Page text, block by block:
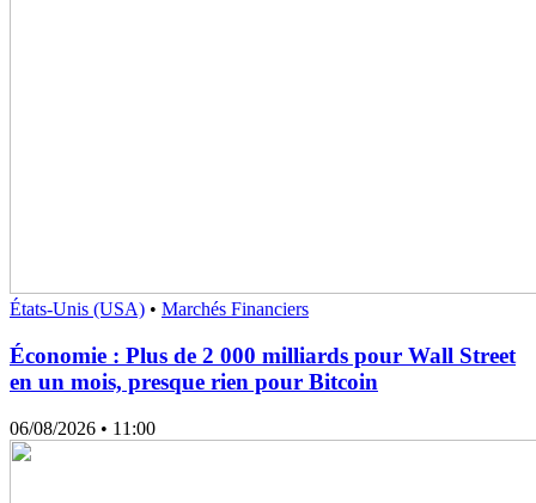
États-Unis (USA) • Marchés Financiers
Économie : Plus de 2 000 milliards pour Wall Street
en un mois, presque rien pour Bitcoin
06/08/2026 • 11:00